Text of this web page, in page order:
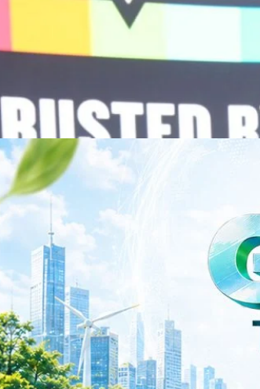
โชว์ผลการดำเนินงานแข็งแกร่ง กำไรสุทธิ
และ 17.7% จากช่วงเดียวกันของปีก่อน สูงกว่าการ
งินปันผลระหว่างกาล 0.10 บาทต่อหุ้น โดยกำหนดวันที่
กำหนดจ่ายเงินปันผลวันที่ 2 กันยายน 2569 นางสาวสุ
ประเทศไทย) จำกัด (มหาชน) เปิดเผยว่า ในช่วงครึ่งปี
อย่างต่อเนื่อง ผ่านการยกระดับจากผู้จัดจำหน่าย
เพื่อรองรับการเติบโตของเศรษฐกิจ AI โดยมุ่งเพิ่ม
พันธมิตรเทคโนโลยีระดับโลก…
หญ่ SUSTAIN CITY: THE GREEN
ษฐกิจสีเขียวอย่างยั่งยืน
SUSTAIN CITY: THE GREEN TRANSITION เวทีแลก
สังคมสีเขียว พร้อมนำเสนอแนวทางที่สามารถนำไป
ชี่ยวชาญในหลากหลายสาขา ผ่านประเด็นสำคัญว่า
ยั่งยืนและบรรลุเป้าหมาย Net Zero อย่างเป็นรูปธรรม
Transitioning: Shifting Systemพลิกโครงสร้าง
ทคโนโลยี เพื่อขับเคลื่อนประเทศไทยสู่เศรษฐกิจสีเขียว
นตรีและรัฐมนตรีว่าการกระทรวงการอุดมศึกษา
Decarbonize Unlockร่วมสำรวจแนวทางที่ภาคธุรกิจ
อน และเดินหน้าสู่เป้าหมาย Net Zero พบกับ คุณปัณ
ายวิศวกรรมโครงสร้างบริษัท…